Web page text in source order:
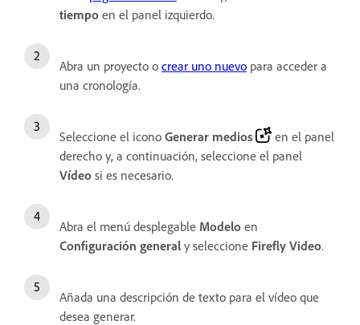
tiempo en el panel izquierdo.
Abra un proyecto o crear uno nuevo para acceder a
una cronología.
Seleccione el icono Generar medios
en el panel
derecho y, a continuación, seleccione el panel
Vídeo si es necesario.
Abra el menú desplegable Modelo en
Configuración general y seleccione Firefly Video.
Añada una descripción de texto para el vídeo que
desea generar.